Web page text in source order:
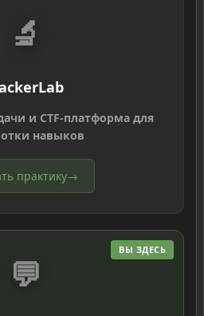
🔬
и CTF-платформа для
навыков
практику→
ВЫ ЗДЕСЬ
💬